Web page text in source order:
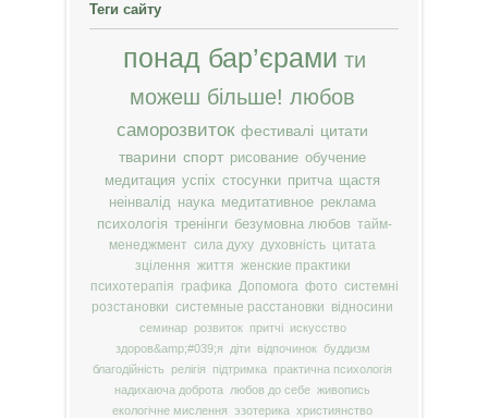
Теги сайту
понад бар’єрами ти
можеш більше! любов
саморозвиток фестивалі цитати
тварини спорт рисование обучение
медитация успіх стосунки притча щастя
неінвалід наука медитативное реклама
психологія тренінги безумовна любов тайм-
менеджмент сила духу духовність цитата
зцілення життя женские практики
психотерапія графика Допомога фото системні
розстановки системные расстановки відносини
семинар розвиток притчі
искусство
здоров&amp;#039;я
діти відпочинок буддизм
благодійність
релігія підтримка
практична психологія
надихаюча доброта
любов до себе живопись
екологічне мислення
эзотерика християнство